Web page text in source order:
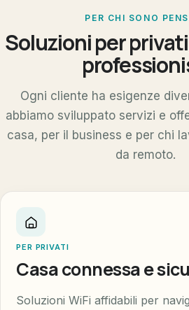
PER CHI SONO
Soluzioni per
Ogni cliente ha esigenze
abbiamo sviluppato servizi e
casa, per il business e per chi
da remoto.
PER PRIVATI
Casa connessa e
Soluzioni WiFi affidabili per